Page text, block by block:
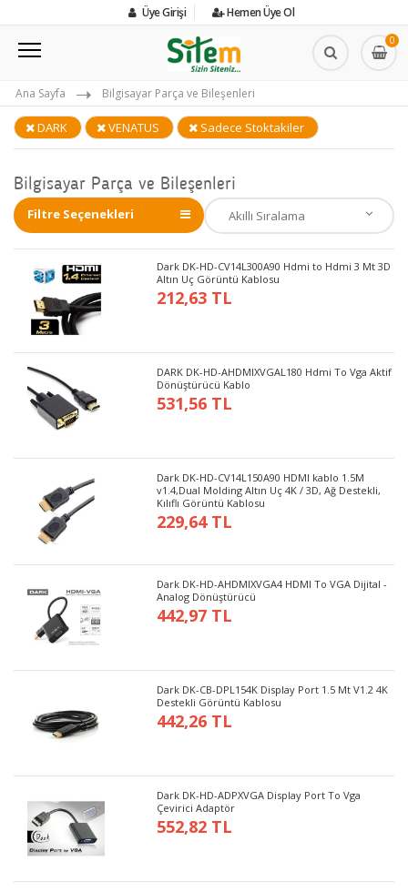
Üye Girişi Hemen Üye Ol
0
Ana Sayfa Bilgisayar Parça ve Bileşenleri
DARK VENATUS Sadece Stoktakiler
Bilgisayar Parça ve Bileşenleri
Filtre Seçenekleri
Dark DK-HD-CV14L300A90 Hdmi to Hdmi 3 Mt 3D
Altın Uç Görüntü Kablosu
212,63 TL
DARK DK-HD-AHDMIXVGAL180 Hdmi To Vga Aktif
Dönüştürücü Kablo
531,56 TL
Dark DK-HD-CV14L150A90 HDMI kablo 1.5M
v1.4,Dual Molding Altın Uç 4K / 3D, Ağ Destekli,
Kılıflı Görüntü Kablosu
229,64 TL
Dark DK-HD-AHDMIXVGA4 HDMI To VGA Dijital -
Analog Dönüştürücü
442,97 TL
Dark DK-CB-DPL154K Display Port 1.5 Mt V1.2 4K
Destekli Görüntü Kablosu
442,26 TL
Dark DK-HD-ADPXVGA Display Port To Vga
Çevirici Adaptör
552,82 TL